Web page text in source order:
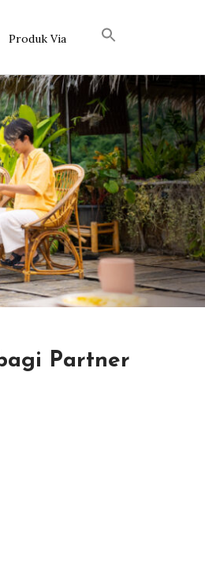
Produk Via
Partner